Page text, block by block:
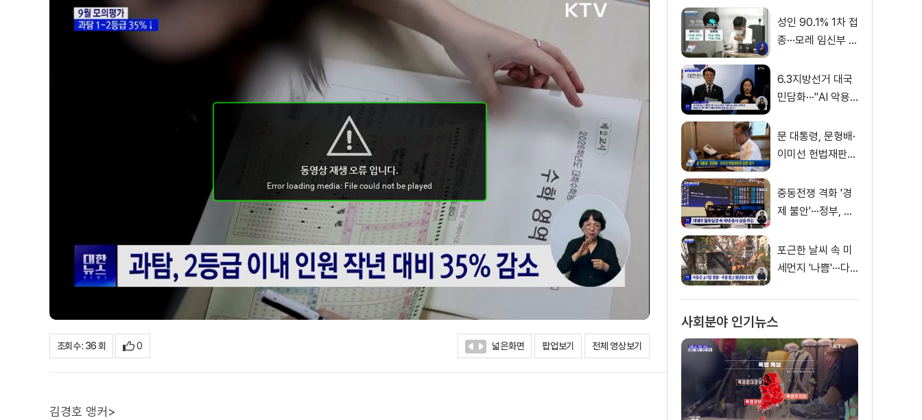
조회수 : 36 회 0 넓은화면 팝업보기 전체 영상보기
김경호 앵커>
성인 90.1% 1차 접
종···모레 임신부 사
6.3지방선거 대국
민담화···"AI 악용
문 대통령, 문형배·
이미선 헌법재판관
중동전쟁 격화 '경
제 불안'···정부, 금
소화
포근한 날씨 속 미
세먼지 '나쁨'···다
사회분야 인기뉴스